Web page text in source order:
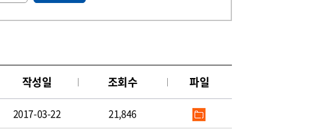
작성일 조회수 파일
2017-03-22 21,846